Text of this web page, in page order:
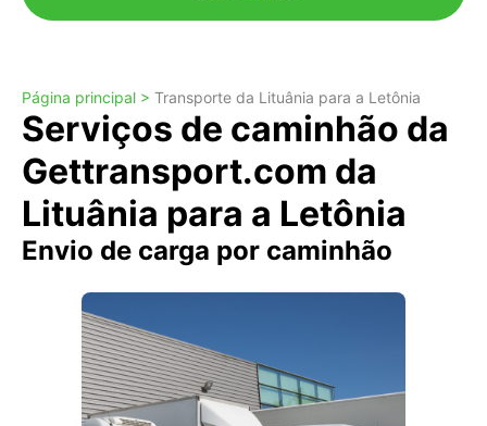
Página principal > Transporte da Lituânia para a Letônia
Serviços de caminhão da
Gettransport.com da
Lituânia para a Letônia
Envio de carga por caminhão